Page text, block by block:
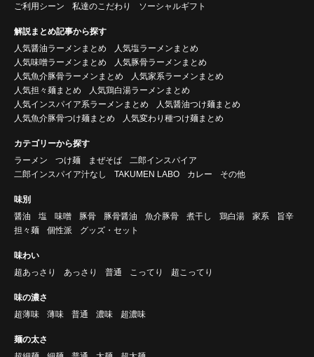
ご利用シーン
私達のこだわり ソーシャルギフト
解説まとめ記事から探す
人気醤油ラーメンまとめ
人気塩ラーメンまとめ
人気味噌ラーメンまとめ
人気豚骨ラーメンまとめ
人気魚介豚骨ラーメンまとめ
人気家系ラーメンまとめ
人気担々麺まとめ
人気鶏白湯ラーメンまとめ
人気インスパイア系ラーメンまとめ
人気醤油つけ麺まとめ
人気魚介豚骨つけ麺まとめ
人気変わり種つけ麺まとめ
カテゴリーから探す
ラーメン
つけ麺 まぜそば
二郎インスパイア
二郎インスパイア汁なし
TAKUMEN LABO カレー その他
味別
醤油
塩 味噌 豚骨 豚骨醤油 魚介豚骨 煮干し 鶏白湯 家系
旨辛
担々麺
個性派 グッズ・セット
味わい
超あっさり
あっさり 普通 こってり 超こってり
味の濃さ
超薄味
薄味 普通 濃味 超濃味
麺の太さ